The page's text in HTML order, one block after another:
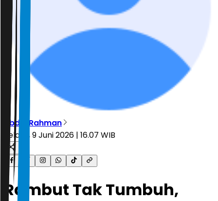
Abdul Rahman
Selasa, 9 Juni 2026 | 16.07 WIB
Rambut Tak Tumbuh,